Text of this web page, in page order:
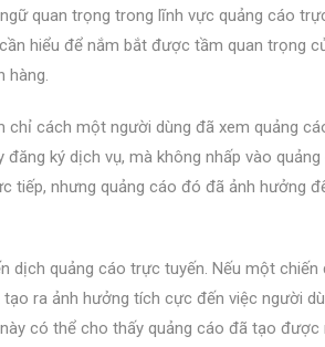
quan trọng trong lĩnh vực quảng cáo
hiểu để nắm bắt được tầm quan trọng
hàng.
cách một người dùng đã xem quảng
ký dịch vụ, mà không nhấp vào quảng
tiếp, nhưng quảng cáo đó đã ảnh hưởng
dịch quảng cáo trực tuyến. Nếu một chiến
ra ảnh hưởng tích cực đến việc người
có thể cho thấy quảng cáo đã tạo được